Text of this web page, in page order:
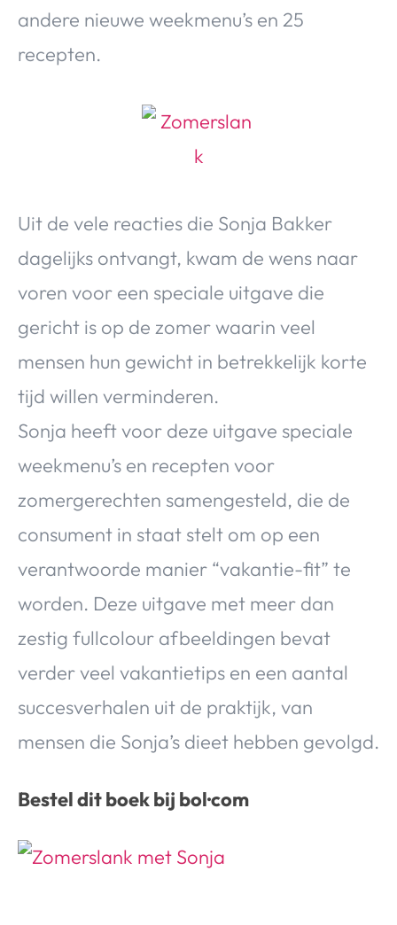
Travel
Lifestyle
andere nieuwe weekmenu’s en 25
recepten.
Uit de vele reacties die Sonja Bakker
dagelijks ontvangt, kwam de wens naar
voren voor een speciale uitgave die
gericht is op de zomer waarin veel
mensen hun gewicht in betrekkelijk korte
tijd willen verminderen.
Sonja heeft voor deze uitgave speciale
weekmenu’s en recepten voor
zomergerechten samengesteld, die de
consument in staat stelt om op een
verantwoorde manier “vakantie-fit” te
worden. Deze uitgave met meer dan
zestig fullcolour afbeeldingen bevat
verder veel vakantietips en een aantal
succesverhalen uit de praktijk, van
mensen die Sonja’s dieet hebben gevolgd.
Bestel dit boek bij bol·com